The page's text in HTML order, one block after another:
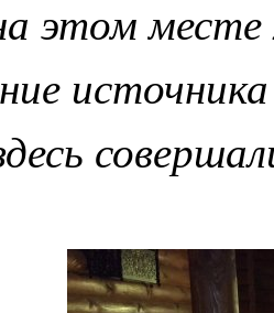
этом месте